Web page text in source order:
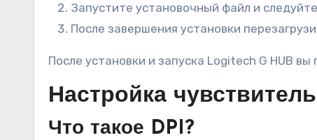
Запустите установочный файл и
После завершения установки
После установки и запуска Logitech G HUB
Настройка
Что такое DPI?